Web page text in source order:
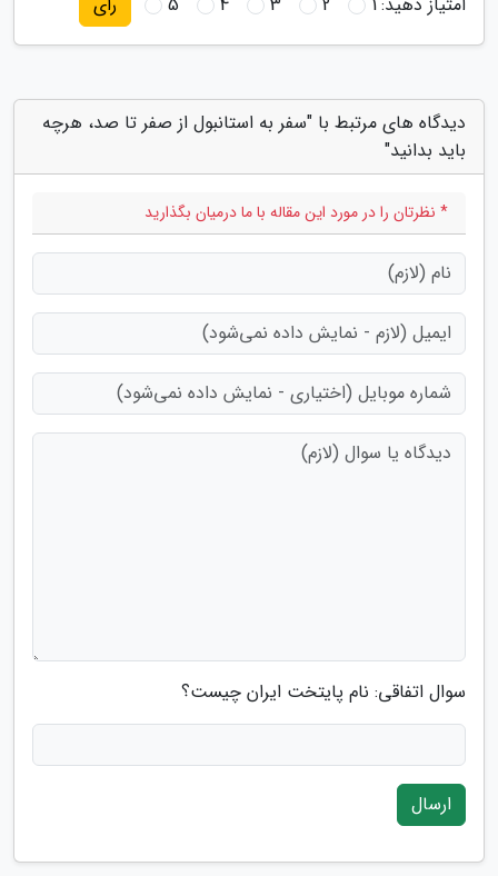
دیدگاه های مرتبط با "سفر به استانبول از صفر تا صد، هرچه
باید بدانید"
* نظرتان را در مورد این مقاله با ما درمیان بگذارید
سوال اتفاقی: نام پایتخت ایران چیست؟
ارسال